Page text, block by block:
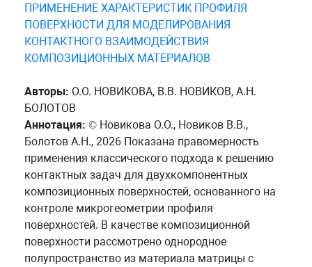
ПРИМЕНЕНИЕ ХАРАКТЕРИСТИК ПРОФИЛЯ
ПОВЕРХНОСТИ ДЛЯ МОДЕЛИРОВАНИЯ
КОНТАКТНОГО ВЗАИМОДЕЙСТВИЯ
КОМПОЗИЦИОННЫХ МАТЕРИАЛОВ
Авторы: О.О. НОВИКОВА, В.В. НОВИКОВ, А.Н.
БОЛОТОВ
Аннотация: © Новикова О.О., Новиков В.В.,
Болотов А.Н., 2026 Показана правомерность
применения классического подхода к решению
контактных задач для двухкомпонентных
композиционных поверхностей, основанного на
контроле микрогеометрии профиля
поверхностей. В качестве композиционной
поверхности рассмотрено однородное
полупространство из материала матрицы с